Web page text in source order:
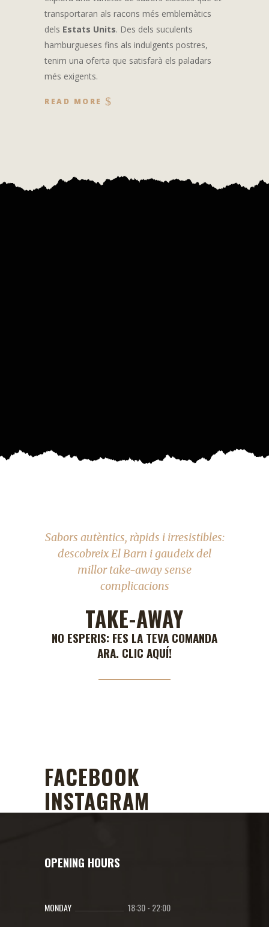
transportaran als racons més emblemàtics
dels Estats Units. Des dels suculents
hamburgueses fins als indulgents postres,
tenim una oferta que satisfarà els paladars
més exigents.
READ MORE
Sabors autèntics, ràpids i irresistibles:
descobreix El Barn i gaudeix del
millor take-away sense
complicacions
TAKE-AWAY
NO ESPERIS: FES LA TEVA COMANDA
ARA. CLIC AQUÍ!
FACEBOOK
INSTAGRAM
OPENING HOURS
MONDAY 18:30- 22:00